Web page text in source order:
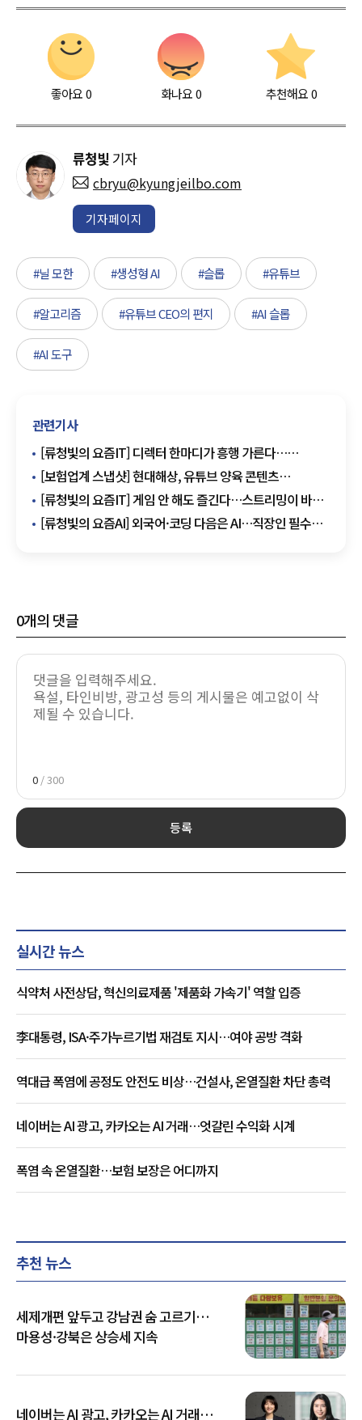
좋아요0 화나요0 추천해요 0
류청빛 기자
cbryu@kyungjeilbo.com
기자페이지
#닐 모한 #생성형 AI #슬롭 #유튜브
#알고리즘 #유튜브 CEO의 편지 #AI 슬롭
#AI 도구
관련기사
[류청빛의 요즘IT] 디렉터 한마디가 흥행 가른다…
게임사들 소통 강화 이유
[보험업계 스냅샷] 현대해상, 유튜브 양육 콘텐츠
'소셜아이어워드 2026' 대상 수상 外
[류청빛의 요즘IT] 게임 안 해도 즐긴다…스트리밍이 바꾼
게임 문화
[류청빛의 요즘AI] 외국어·코딩 다음은 AI…직장인 필수
0개의 댓글
0 / 300
등록
실시간 뉴스
식약처 사전상담, 혁신의료제품 '제품화 가속기' 역할 입증
李대통령, ISA·주가누르기법 재검토 지시…여야 공방 격화
역대급 폭염에 공정도 안전도 비상…건설사, 온열질환 차단 총력
네이버는 AI 광고, 카카오는 AI 거래…엇갈린 수익화 시계
폭염 속 온열질환…보험 보장은 어디까지
추천 뉴스
세제개편 앞두고 강남권 숨 고르기…
마용성·강북은 상승세 지속
네이버는 AI 광고, 카카오는 AI 거래…